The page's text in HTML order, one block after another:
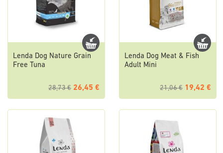
Lenda Dog Nature Grain
Free Tuna
28,73 € 26,45 €
Lenda Dog Meat & Fish
Adult Mini
21,06 € 19,42 €